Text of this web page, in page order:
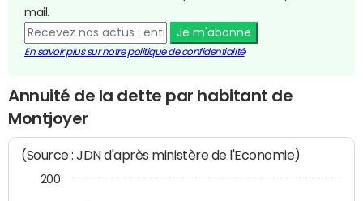
mail.
Je m'abonne
En savoir plus sur notre politique de confidentialité
Annuité de la dette par habitant de
Montjoyer
(Source : JDN d'après ministère de l'Economie)
200